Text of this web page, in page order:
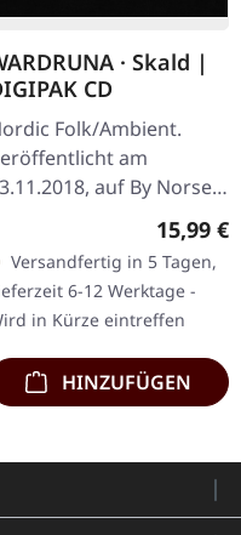
· Skald |
CD
Folk/Ambient.
am
auf By Norse
Erstauflage im DigiPak.
von Wardruna ist
tiefgründige…
15,99 €
Versandfertig in 5 Tagen,
6-12 Werktage -
in Kürze eintreffen
HINZUFÜGEN